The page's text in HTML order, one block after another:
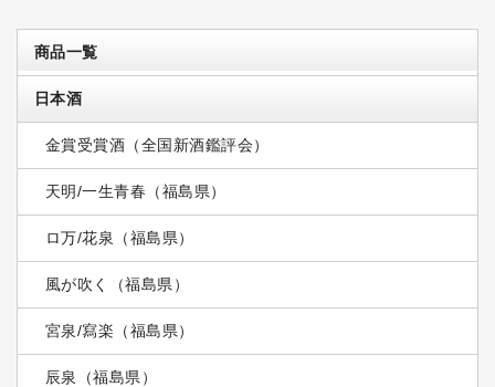
商品一覧
日本酒
金賞受賞酒（全国新酒鑑評会）
天明/一生青春（福島県）
ロ万/花泉（福島県）
風が吹く（福島県）
宮泉/寫楽（福島県）
辰泉（福島県）